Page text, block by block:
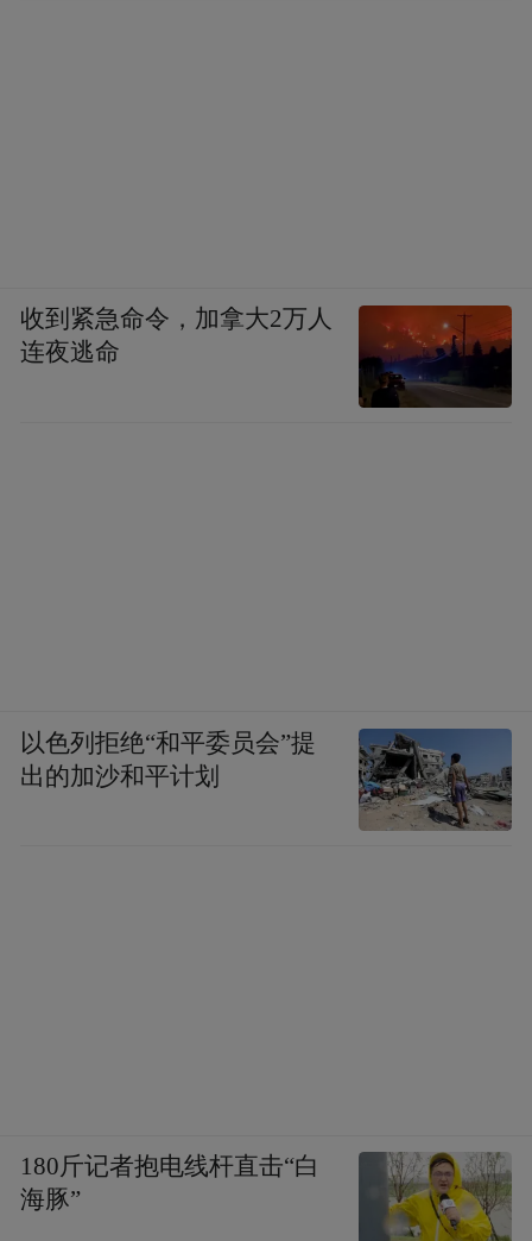
收到紧急命令，加拿大2万人
连夜逃命
以色列拒绝“和平委员会”提
出的加沙和平计划
180斤记者抱电线杆直击“白
海豚”